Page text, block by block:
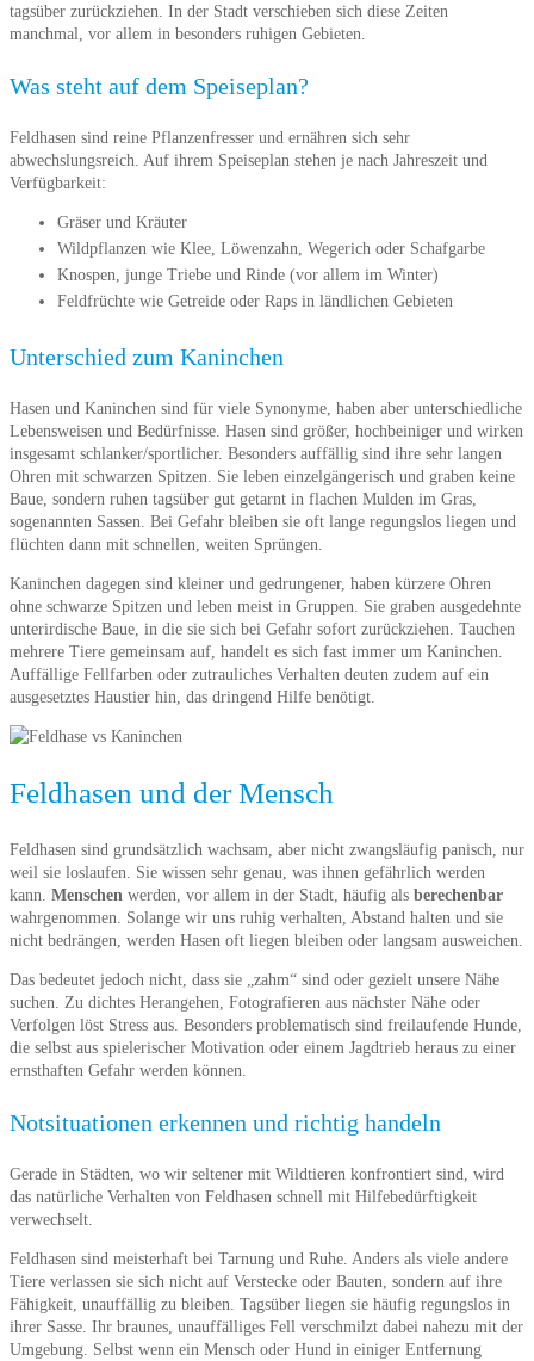
tagsüber zurückziehen. In der Stadt verschieben sich diese Zeiten
manchmal, vor allem in besonders ruhigen Gebieten.
Was steht auf dem Speiseplan?
Feldhasen sind reine Pflanzenfresser und ernähren sich sehr
abwechslungsreich. Auf ihrem Speiseplan stehen je nach Jahreszeit und
Verfügbarkeit:
Gräser und Kräuter
Wildpflanzen wie Klee, Löwenzahn, Wegerich oder Schafgarbe
Knospen, junge Triebe und Rinde (vor allem im Winter)
Feldfrüchte wie Getreide oder Raps in ländlichen Gebieten
Unterschied zum Kaninchen
Hasen und Kaninchen sind für viele Synonyme, haben aber unterschiedliche
Lebensweisen und Bedürfnisse. Hasen sind größer, hochbeiniger und wirken
insgesamt schlanker/sportlicher. Besonders auffällig sind ihre sehr langen
Ohren mit schwarzen Spitzen. Sie leben einzelgängerisch und graben keine
Baue, sondern ruhen tagsüber gut getarnt in flachen Mulden im Gras,
sogenannten Sassen. Bei Gefahr bleiben sie oft lange regungslos liegen und
flüchten dann mit schnellen, weiten Sprüngen.
Kaninchen dagegen sind kleiner und gedrungener, haben kürzere Ohren
ohne schwarze Spitzen und leben meist in Gruppen. Sie graben ausgedehnte
unterirdische Baue, in die sie sich bei Gefahr sofort zurückziehen. Tauchen
mehrere Tiere gemeinsam auf, handelt es sich fast immer um Kaninchen.
Auffällige Fellfarben oder zutrauliches Verhalten deuten zudem auf ein
ausgesetztes Haustier hin, das dringend Hilfe benötigt.
Feldhasen und der Mensch
Feldhasen sind grundsätzlich wachsam, aber nicht zwangsläufig panisch, nur
weil sie loslaufen. Sie wissen sehr genau, was ihnen gefährlich werden
kann. Menschen werden, vor allem in der Stadt, häufig als berechenbar
wahrgenommen. Solange wir uns ruhig verhalten, Abstand halten und sie
nicht bedrängen, werden Hasen oft liegen bleiben oder langsam ausweichen.
Das bedeutet jedoch nicht, dass sie „zahm“ sind oder gezielt unsere Nähe
suchen. Zu dichtes Herangehen, Fotografieren aus nächster Nähe oder
Verfolgen löst Stress aus. Besonders problematisch sind freilaufende Hunde,
die selbst aus spielerischer Motivation oder einem Jagdtrieb heraus zu einer
ernsthaften Gefahr werden können.
Notsituationen erkennen und richtig handeln
Gerade in Städten, wo wir seltener mit Wildtieren konfrontiert sind, wird
das natürliche Verhalten von Feldhasen schnell mit Hilfebedürftigkeit
verwechselt.
Feldhasen sind meisterhaft bei Tarnung und Ruhe. Anders als viele andere
Tiere verlassen sie sich nicht auf Verstecke oder Bauten, sondern auf ihre
Fähigkeit, unauffällig zu bleiben. Tagsüber liegen sie häufig regungslos in
ihrer Sasse. Ihr braunes, unauffälliges Fell verschmilzt dabei nahezu mit der
Umgebung. Selbst wenn ein Mensch oder Hund in einiger Entfernung